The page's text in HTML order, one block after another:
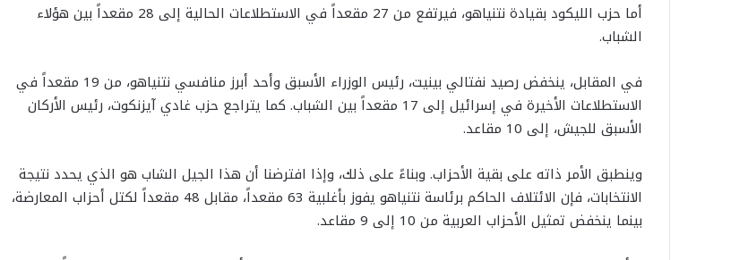
أما حزب الليكود بقيادة نتنياهو، فيرتفع من 27 مقعداً في الاستطلاعات الحالية إلى 28 مقعداً بين هؤلاء
الشباب.
في المقابل، ينخفض رصيد نفتالي بينيت، رئيس الوزراء الأسبق وأحد أبرز منافسي نتنياهو، من 19 مقعداً في
الاستطلاعات الأخيرة في إسرائيل إلى 17 مقعداً بين الشباب. كما يتراجع حزب غادي آيزنكوت، رئيس الأركان
الأسبق للجيش، إلى 10 مقاعد.
وينطبق الأمر ذاته على بقية الأحزاب. وبناءً على ذلك، وإذا افترضنا أن هذا الجيل الشاب هو الذي يحدد نتيجة
الانتخابات، فإن الائتلاف الحاكم برئاسة نتنياهو يفوز بأغلبية 63 مقعداً، مقابل 48 مقعداً لكتل أحزاب المعارضة،
بينما ينخفض تمثيل الأحزاب العربية من 10 إلى 9 مقاعد.